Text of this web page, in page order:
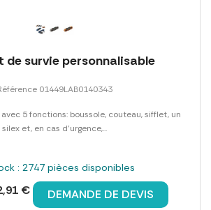
de survie personnalisable
01449LAB0140343
5 fonctions: boussole, couteau, sifflet, un
silex et, en cas d'urgence,...
: 2747 pièces disponibles
€ DEMANDE DE DEVIS